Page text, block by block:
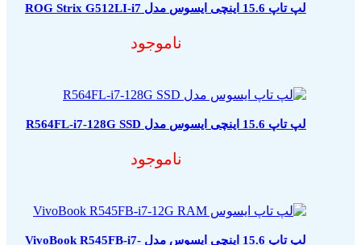
لپ تاپ 15.6 اینچی ایسوس مدل ROG Strix G512LI-i7
ناموجود
لپ تاپ 15.6 اینچی ایسوس مدل R564FL-i7-128G SSD
ناموجود
لپ تاپ 15.6 اینچی ایسوس مدل VivoBook R545FB-i7-